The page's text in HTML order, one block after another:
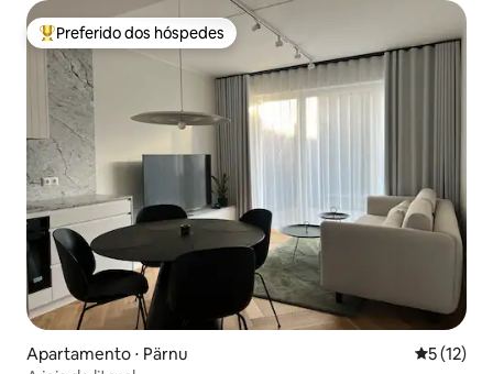
Entre os melhores preferidos dos hóspedes
Preferido dos hóspedes
Apartamento ⋅ Pärnu 5 de uma
5 (12)